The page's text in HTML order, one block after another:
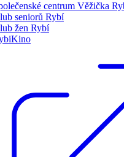
centrum Věžička
seniorů Rybí
žen Rybí